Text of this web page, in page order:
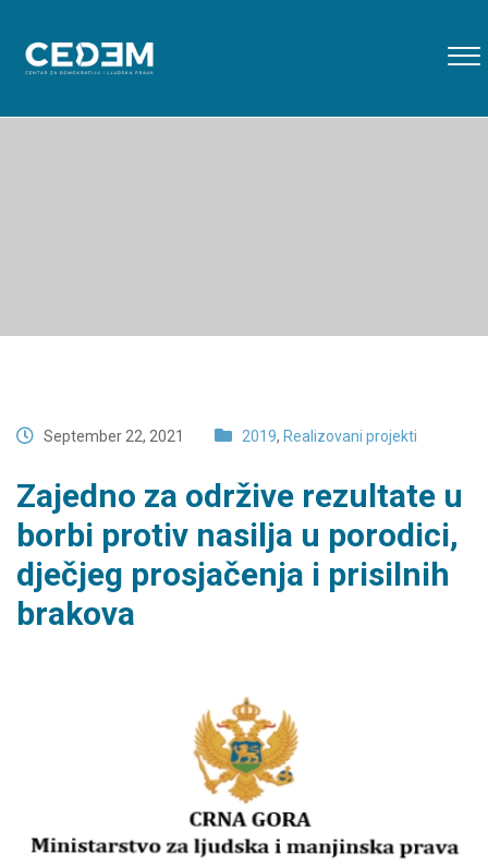
September 22, 2021 2019, Realizovani projekti
Zajedno za održive rezultate u
borbi protiv nasilja u porodici,
dječjeg prosjačenja i prisilnih
brakova